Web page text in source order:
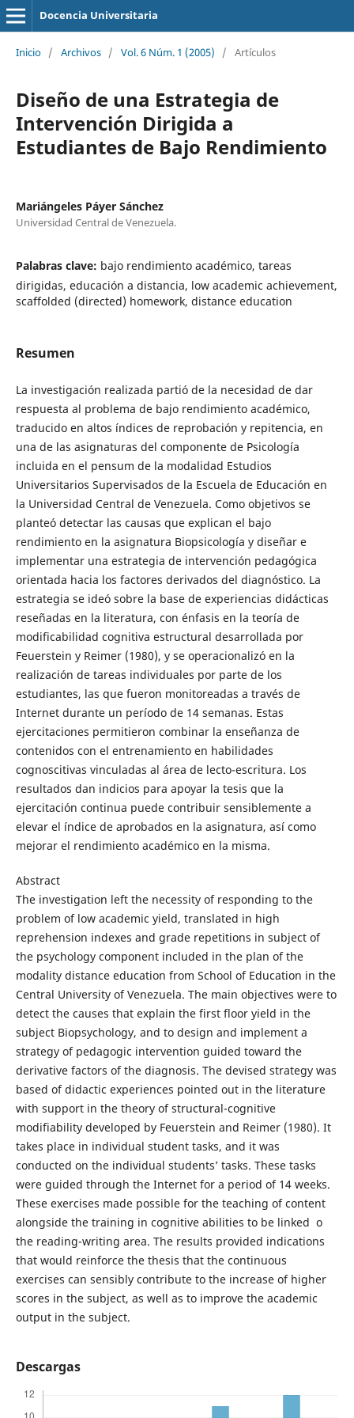
Docencia Universitaria
Inicio / Archivos / Vol. 6 Núm. 1 (2005) / Artículos
Diseño de una Estrategia de
Intervención Dirigida a
Estudiantes de Bajo Rendimiento
Mariángeles Páyer Sánchez
Universidad Central de Venezuela.
Palabras clave: bajo rendimiento académico, tareas
dirigidas, educación a distancia, low academic achievement,
scaffolded (directed) homework, distance education
Resumen
La investigación realizada partió de la necesidad de dar
respuesta al problema de bajo rendimiento académico,
traducido en altos índices de reprobación y repitencia, en
una de las asignaturas del componente de Psicología
incluida en el pensum de la modalidad Estudios
Universitarios Supervisados de la Escuela de Educación en
la Universidad Central de Venezuela. Como objetivos se
planteó detectar las causas que explican el bajo
rendimiento en la asignatura Biopsicología y diseñar e
implementar una estrategia de intervención pedagógica
orientada hacia los factores derivados del diagnóstico. La
estrategia se ideó sobre la base de experiencias didácticas
reseñadas en la literatura, con énfasis en la teoría de
modificabilidad cognitiva estructural desarrollada por
Feuerstein y Reimer (1980), y se operacionalizó en la
realización de tareas individuales por parte de los
estudiantes, las que fueron monitoreadas a través de
Internet durante un período de 14 semanas. Estas
ejercitaciones permitieron combinar la enseñanza de
contenidos con el entrenamiento en habilidades
cognoscitivas vinculadas al área de lecto-escritura. Los
resultados dan indicios para apoyar la tesis que la
ejercitación continua puede contribuir sensiblemente a
elevar el índice de aprobados en la asignatura, así como
mejorar el rendimiento académico en la misma.
Abstract
The investigation left the necessity of responding to the
problem of low academic yield, translated in high
reprehension indexes and grade repetitions in subject of
the psychology component included in the plan of the
modality distance education from School of Education in the
Central University of Venezuela. The main objectives were to
detect the causes that explain the first floor yield in the
subject Biopsychology, and to design and implement a
strategy of pedagogic intervention guided toward the
derivative factors of the diagnosis. The devised strategy was
based of didactic experiences pointed out in the literature
with support in the theory of structural-cognitive
modifiability developed by Feuerstein and Reimer (1980). It
takes place in individual student tasks, and it was
conducted on the individual students’ tasks. These tasks
were guided through the Internet for a period of 14 weeks.
These exercises made possible for the teaching of content
alongside the training in cognitive abilities to be linked o
the reading-writing area. The results provided indications
that would reinforce the thesis that the continuous
exercises can sensibly contribute to the increase of higher
scores in the subject, as well as to improve the academic
output in the subject.
Descargas